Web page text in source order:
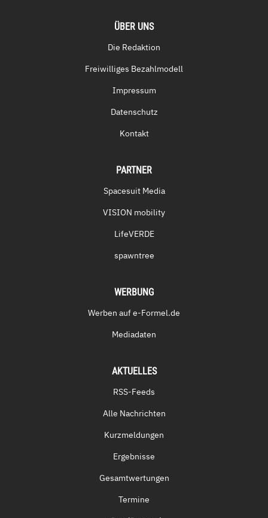
ÜBER UNS
Die Redaktion
Freiwilliges Bezahlmodell
Impressum
Datenschutz
Kontakt
PARTNER
Spacesuit Media
VISION mobility
LifeVERDE
spawntree
WERBUNG
Werben auf e-Formel.de
Mediadaten
AKTUELLES
RSS-Feeds
Alle Nachrichten
Kurzmeldungen
Ergebnisse
Gesamtwertungen
Termine